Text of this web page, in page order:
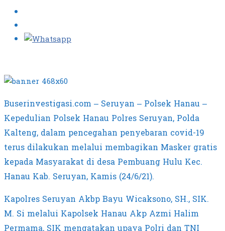
Buserinvestigasi.com – Seruyan – Polsek Hanau –
Kepedulian Polsek Hanau Polres Seruyan, Polda
Kalteng, dalam pencegahan penyebaran covid-19
terus dilakukan melalui membagikan Masker gratis
kepada Masyarakat di desa Pembuang Hulu Kec.
Hanau Kab. Seruyan, Kamis (24/6/21).
Kapolres Seruyan Akbp Bayu Wicaksono, SH., SIK.
M. Si melalui Kapolsek Hanau Akp Azmi Halim